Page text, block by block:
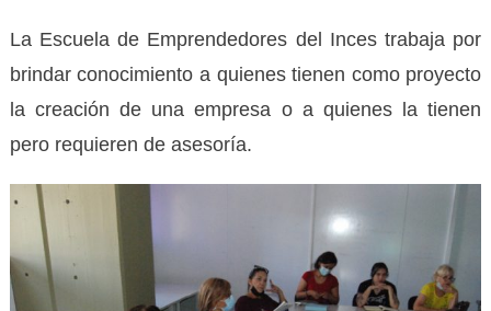
La Escuela de Emprendedores del Inces trabaja por
brindar conocimiento a quienes tienen como proyecto
la creación de una empresa o a quienes la tienen
pero requieren de asesoría.